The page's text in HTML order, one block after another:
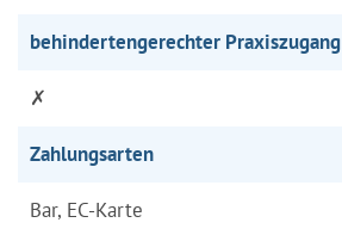
behindertengerechter Praxiszugang
✗
Zahlungsarten
Bar, EC-Karte